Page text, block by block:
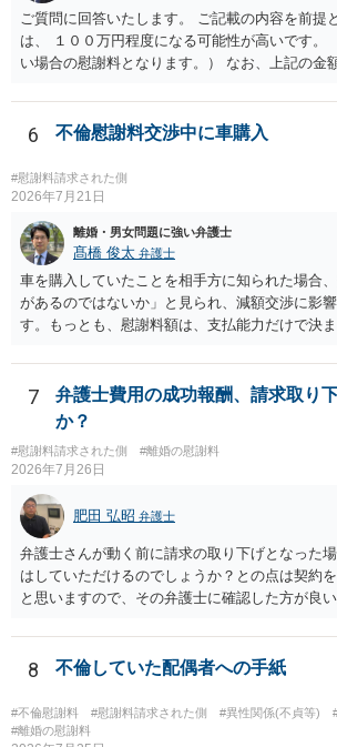
ご質問に回答いたします。 ご記載の内容を前提
は、 １００万円程度になる可能性が高いです。
い場合の慰謝料となります。） なお、上記の金
半額程度の支払を求める、 求償ができることに
を放棄する場合の慰謝料相場は、６０万円から
を放棄してもらうメリットがあることになります
る可能性について、慰謝料額に影響が出る可能
最後に、ご依頼になる場合の弁護士費用は、ご
り異なりますので、直接ご確認いただくといいで
る回答は以上ですが、可能であれば、ご依頼に
近くの弁護士に直接相談されて、今後の対応に
めることをおすすめいたします。 ご参考にして
す。
6 不倫慰謝料交渉中に車購入
#慰謝料請求された側
2026年7月21日
離婚・男女問題に強い弁護士
髙橋 俊太 弁護士
車を購入していたことを相手方に知られた場合
があるのではないか」と見られ、減額交渉に影
す。もっとも、慰謝料額は、支払能力だけで決
響、離婚・別居の有無、証拠関係等によって判
ように、LINEのやり取りと数回の食事のみで性
ば、原則として不貞慰謝料支払義務は否定され
がない場合でも、親密なやり取りの内容や関係
姻共同生活の平穏を害したとして、例外的に慰謝
れることもあります。 すでに弁護士に依頼され
の購入事情も含めて説明し、支払能力の問題と
の相当性を分けて交渉してもらう方がよいでしょ
7
弁護士費用の成功報酬、請求取り
か？
#慰謝料請求された側 #離婚の慰謝料
2026年7月26日
肥田 弘昭 弁護士
弁護士さんが動く前に請求の取り下げとなった
はしていただけるのでしょうか？との点は契約
と思いますので、その弁護士に確認した方が良
8 不倫していた配偶者への手紙
#不倫慰謝料 #慰謝料請求された側 #異性関係(不貞等)
#離婚の慰謝料